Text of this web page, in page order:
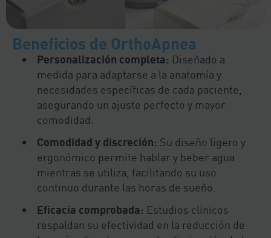
Beneficios de OrthoApnea
Personalización completa: Diseñado a
medida para adaptarse a la anatomía y
necesidades específicas de cada paciente,
asegurando un ajuste perfecto y mayor
comodidad.
Comodidad y discreción: Su diseño ligero y
ergonómico permite hablar y beber agua
mientras se utiliza, facilitando su uso
continuo durante las horas de sueño.
Eficacia comprobada: Estudios clínicos
respaldan su efectividad en la reducción de